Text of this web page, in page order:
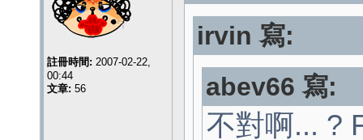
註冊時間: 2007-02-22,
00:44
文章: 56
irvin 寫:
abev66 寫:
不對啊... ?